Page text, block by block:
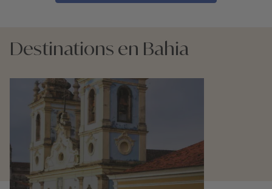
Destinations en Bahia